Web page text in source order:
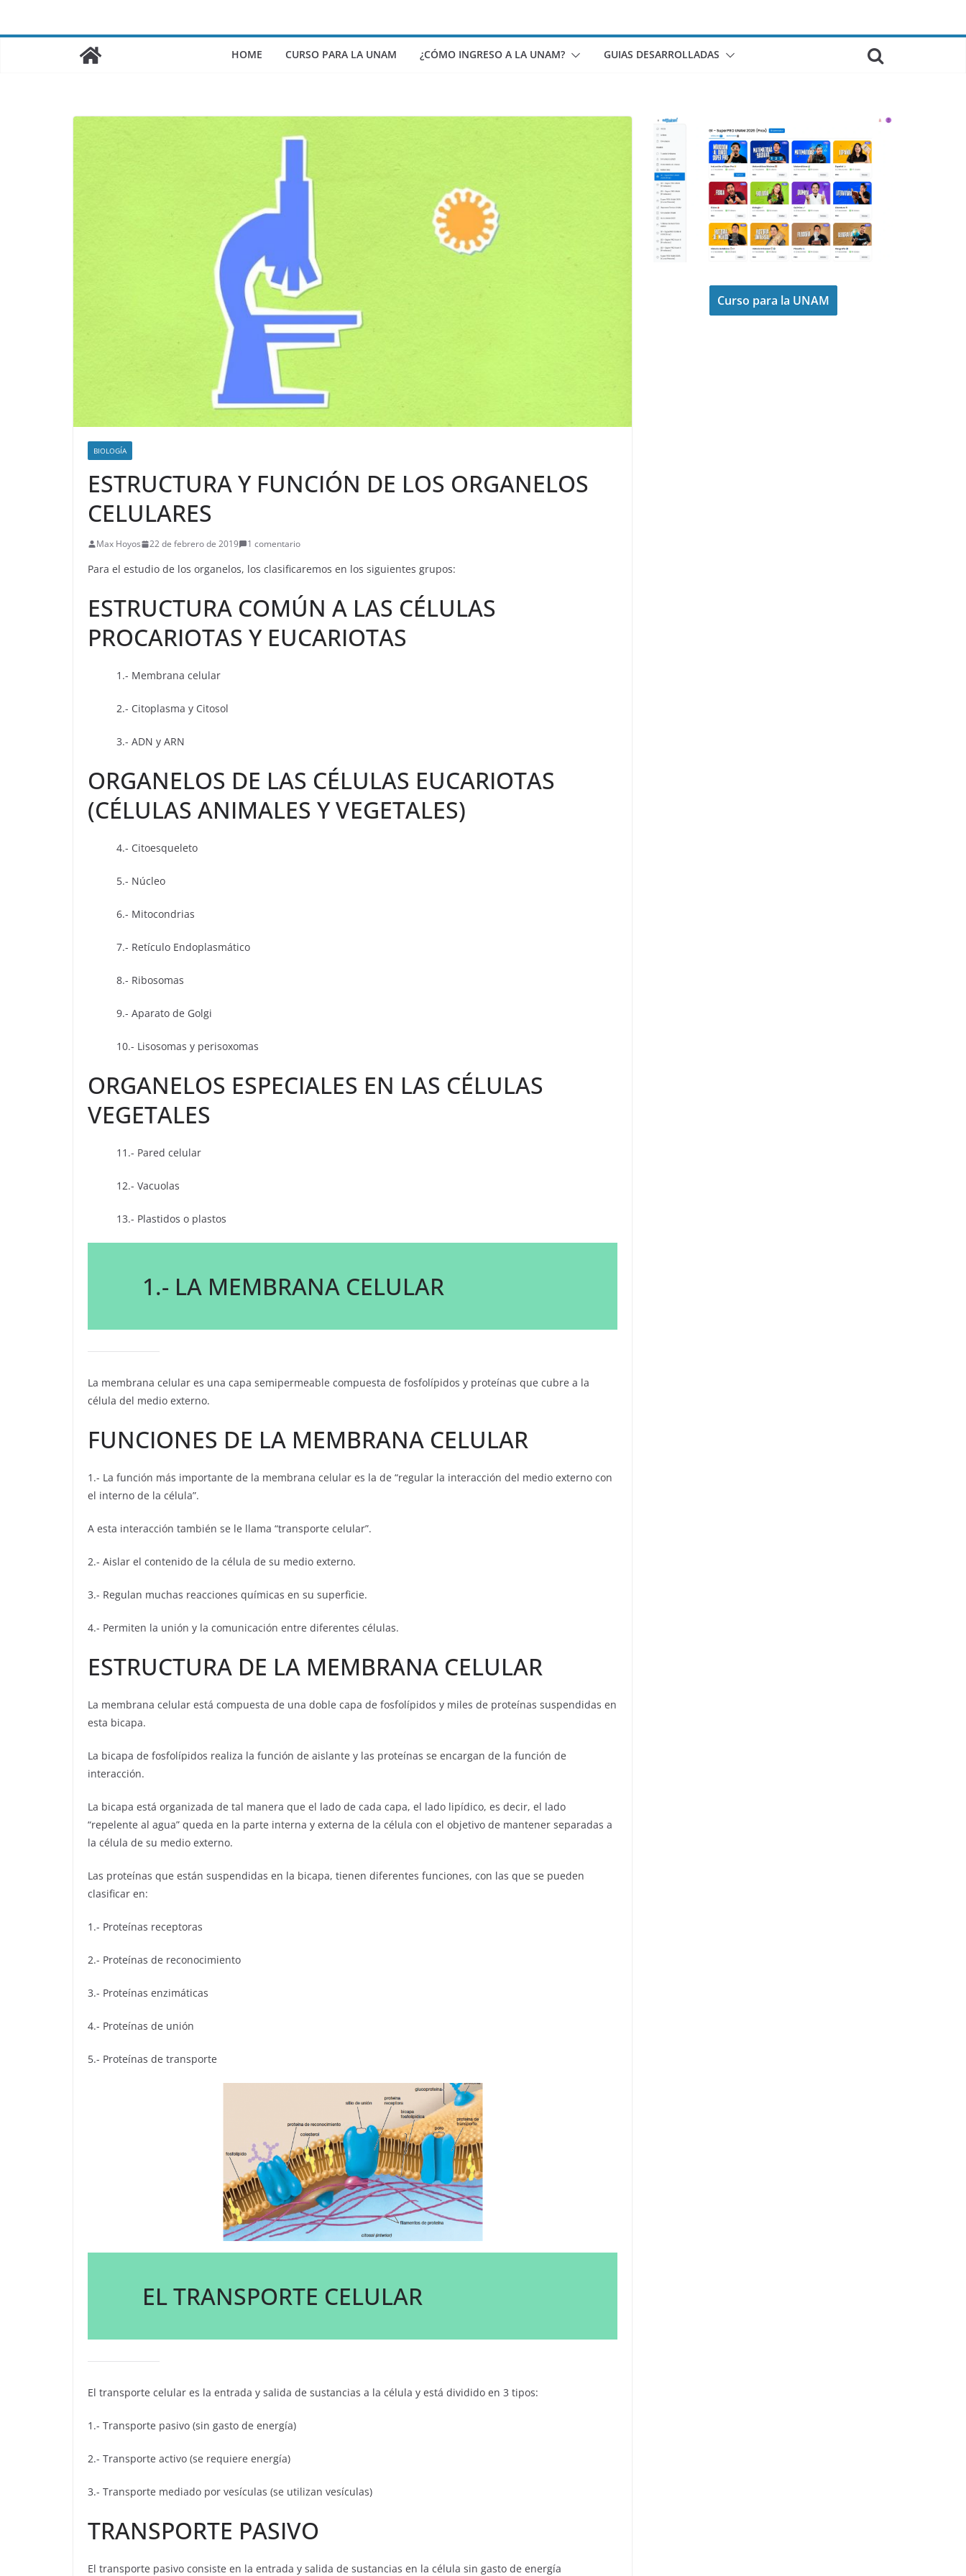
HOME CURSO PARA LA UNAM ¿CÓMO INGRESO A LA UNAM? GUIAS DESARROLLADAS
BIOLOGÍA
ESTRUCTURA Y FUNCIÓN DE LOS ORGANELOS
CELULARES
Max Hoyos 22 de febrero de 2019 1 comentario
Para el estudio de los organelos, los clasificaremos en los siguientes grupos:
ESTRUCTURA COMÚN A LAS CÉLULAS
PROCARIOTAS Y EUCARIOTAS
1.- Membrana celular
2.- Citoplasma y Citosol
3.- ADN y ARN
ORGANELOS DE LAS CÉLULAS EUCARIOTAS
(CÉLULAS ANIMALES Y VEGETALES)
4.- Citoesqueleto
5.- Núcleo
6.- Mitocondrias
7.- Retículo Endoplasmático
8.- Ribosomas
9.- Aparato de Golgi
10.- Lisosomas y perisoxomas
ORGANELOS ESPECIALES EN LAS CÉLULAS
VEGETALES
11.- Pared celular
12.- Vacuolas
13.- Plastidos o plastos
1.- LA MEMBRANA CELULAR
La membrana celular es una capa semipermeable compuesta de fosfolípidos y proteínas que cubre a la
célula del medio externo.
FUNCIONES DE LA MEMBRANA CELULAR
1.- La función más importante de la membrana celular es la de “regular la interacción del medio externo con
el interno de la célula”.
A esta interacción también se le llama “transporte celular”.
2.- Aislar el contenido de la célula de su medio externo.
3.- Regulan muchas reacciones químicas en su superficie.
4.- Permiten la unión y la comunicación entre diferentes células.
ESTRUCTURA DE LA MEMBRANA CELULAR
La membrana celular está compuesta de una doble capa de fosfolípidos y miles de proteínas suspendidas en
esta bicapa.
La bicapa de fosfolípidos realiza la función de aislante y las proteínas se encargan de la función de
interacción.
La bicapa está organizada de tal manera que el lado de cada capa, el lado lipídico, es decir, el lado
“repelente al agua” queda en la parte interna y externa de la célula con el objetivo de mantener separadas a
la célula de su medio externo.
Las proteínas que están suspendidas en la bicapa, tienen diferentes funciones, con las que se pueden
clasificar en:
1.- Proteínas receptoras
2.- Proteínas de reconocimiento
3.- Proteínas enzimáticas
4.- Proteínas de unión
5.- Proteínas de transporte
EL TRANSPORTE CELULAR
El transporte celular es la entrada y salida de sustancias a la célula y está dividido en 3 tipos:
1.- Transporte pasivo (sin gasto de energía)
2.- Transporte activo (se requiere energía)
3.- Transporte mediado por vesículas (se utilizan vesículas)
TRANSPORTE PASIVO
El transporte pasivo consiste en la entrada y salida de sustancias en la célula sin gasto de energía
Curso para la UNAM